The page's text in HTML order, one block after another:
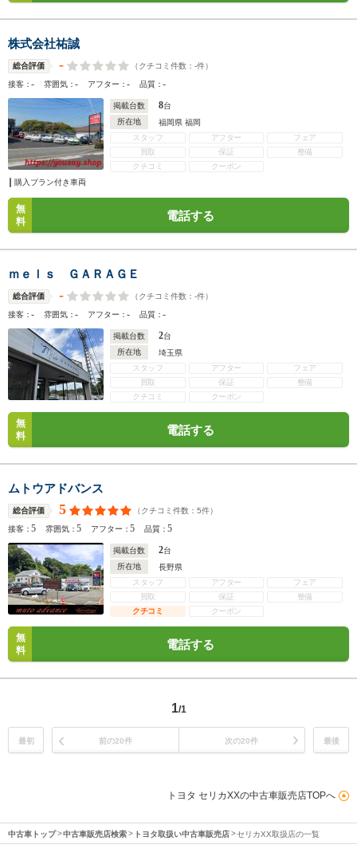
株式会社祐誠
総合評価 - （クチコミ件数： -件）
接客：- 雰囲気：- アフター：- 品質：-
掲載台数 8台
所在地
福岡県 福岡
スタッフ
アフター
フェア
買取
保証
整備
クチコミ
クーポン
購入プラン付き車両
無
料
電話する
ｍｅｌｓ ＧＡＲＡＧＥ
総合評価 - （クチコミ件数： -件）
接客：- 雰囲気：- アフター：- 品質：-
掲載台数 2台
所在地
埼玉県
スタッフ
アフター
フェア
買取
保証
整備
クチコミ
クーポン
無
料
電話する
ムトウアドバンス
総合評価 5 （クチコミ件数： 5件）
接客：5 雰囲気：5 アフター：5 品質：5
掲載台数 2台
所在地
長野県
スタッフ
アフター
フェア
買取
保証
整備
クチコミ
クーポン
無
料
電話する
1/1
最初 前の20件 次の20件 最後
トヨタ セリカXXの中古車販売店TOPへ
中古車トップ 中古車販売店検索 トヨタ取扱い中古車販売店 セリカXX取扱店の一覧